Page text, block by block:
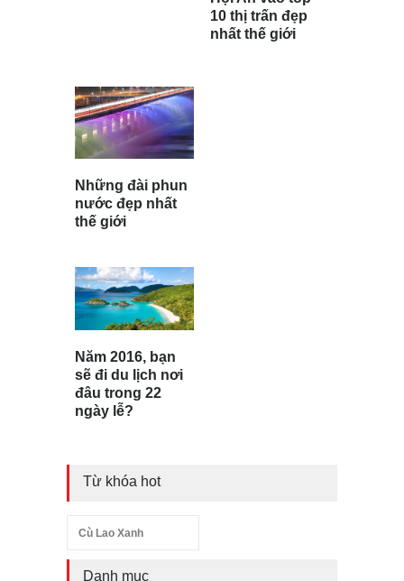
10 thị trấn đẹp
nhất thế giới
Những đài phun
nước đẹp nhất
thế giới
Năm 2016, bạn
sẽ đi du lịch nơi
đâu trong 22
ngày lễ?
Từ khóa hot
Cù Lao Xanh
Danh mục